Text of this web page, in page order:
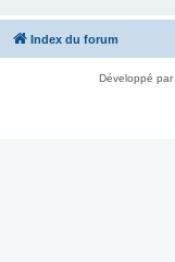
Index du forum
Développé par